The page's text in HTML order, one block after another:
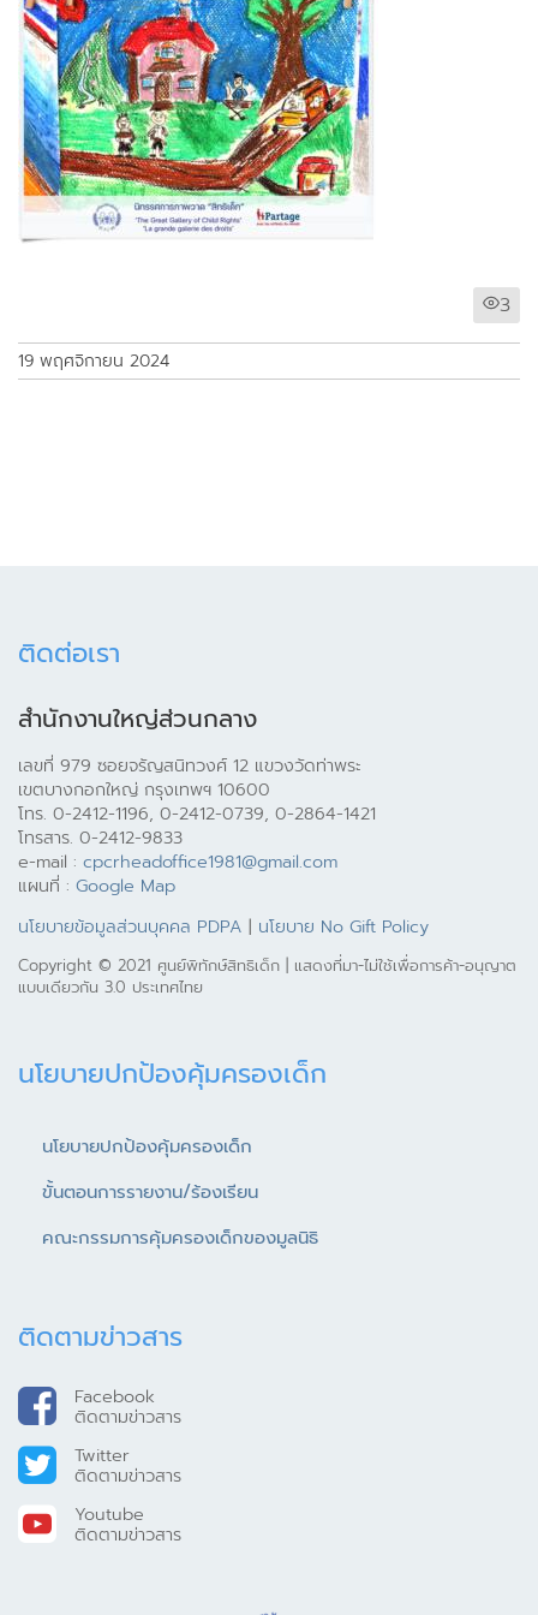
3
19 พฤศจิกายน 2024
ติดต่อเรา
สำนักงานใหญ่ส่วนกลาง
เลขที่ 979 ซอยจรัญสนิทวงศ์ 12 แขวงวัดท่าพระ
เขตบางกอกใหญ่ กรุงเทพฯ 10600
โทร. 0-2412-1196, 0-2412-0739, 0-2864-1421
โทรสาร. 0-2412-9833
e-mail : cpcrheadoffice1981@gmail.com
แผนที่ : Google Map
นโยบายข้อมูลส่วนบุคคล PDPA | นโยบาย No Gift Policy
Copyright © 2021 ศูนย์พิทักษ์สิทธิเด็ก | แสดงที่มา-ไม่ใช้เพื่อการค้า-อนุญาต
แบบเดียวกัน 3.0 ประเทศไทย
นโยบายปกป้องคุ้มครองเด็ก
นโยบายปกป้องคุ้มครองเด็ก
ขั้นตอนการรายงาน/ร้องเรียน
คณะกรรมการคุ้มครองเด็กของมูลนิธิ
ติดตามข่าวสาร
Facebook
ติดตามข่าวสาร
Twitter
ติดตามข่าวสาร
Youtube
ติดตามข่าวสาร